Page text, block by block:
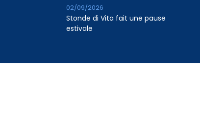
Stonde di Vita fait une pause
estivale
02/09/2026